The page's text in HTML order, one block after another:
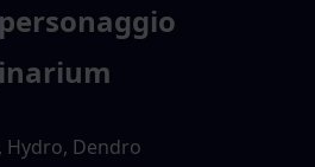
Hydro, Dendro